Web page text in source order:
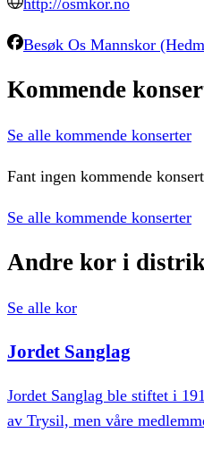
Besøk Os Mannskor
Kommende
Se alle kommende konserter
Fant ingen kommende
Se alle kommende konserter
Andre kor i
Se alle kor
Jordet Sanglag
Jordet Sanglag ble stiftet i
av Trysil, men våre